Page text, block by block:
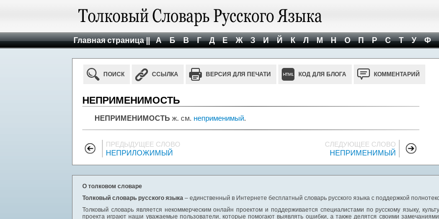
Главная страница || А Б В Г Д Е Ж З И Й К Л М Н О П Р С Т У Ф
ПОИСК ССЫЛКА ВЕРСИЯ ДЛЯ ПЕЧАТИ КОД ДЛЯ БЛОГА КОММЕНТАРИЙ
НЕПРИМЕНИМОСТЬ
НЕПРИМЕНИМОСТЬ ж. см. неприменимый.
ПРЕДЫДУЩЕЕ СЛОВО
НЕПРИЛОЖИМЫЙ
СЛЕДУЮЩЕЕ СЛОВО
НЕПРИМЕНИМЫЙ
О толковом словаре
Толковый словарь русского языка – единственный в Интернете бесплатный словарь русского языка с поддержкой
Толковый словарь является некоммерческим онлайн проектом и поддерживается специалистами по русскому языку,
проекта играют наши уважаемые пользователи, которые помогают выявлять ошибки, а также делятся своими